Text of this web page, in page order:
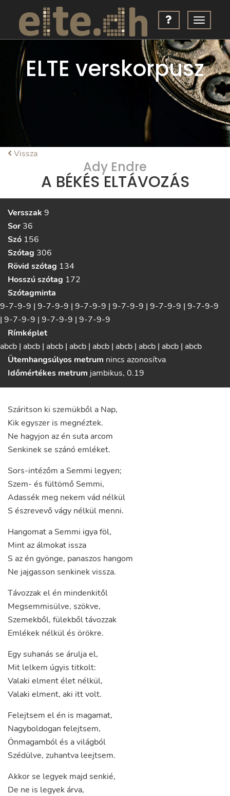
ELTE verskorpusz
Vissza
Ady Endre
A BÉKÉS ELTÁVOZÁS
Versszak 9
Sor 36
Szó 156
Szótag 306
Rövid szótag 134
Hosszú szótag 172
Szótagminta
9-7-9-9 | 9-7-9-9 | 9-7-9-9 | 9-7-9-9 | 9-7-9-9 | 9-7-9-9
| 9-7-9-9 | 9-7-9-9 | 9-7-9-9
Rímképlet
abcb | abcb | abcb | abcb | abcb | abcb | abcb | abcb | abcb
Ütemhangsúlyos metrum nincs azonosítva
Időmértékes metrum jambikus, 0.19
Száritson ki szemükből a Nap,
Kikegyszer is megnéztek.
Ne hagyjon azén suta arcom
Senkinekse szánó emléket.
Sors-intézőm a Semmi legyen;
Szem- és fültömő Semmi,
Adassék meg nekem vád nélkül
Sészrevevő vágy nélkül menni.
Hangomat a Semmi igyaföl,
Mint az álmokat issza
S azén gyönge, panaszos hangom
Ne jajgasson senkinekvissza.
Távozzakelén mindenkitől
Megsemmisülve, szökve,
Szemekből, fülekbőltávozzak
Emlékek nélkülés örökre.
Egysuhanás se áruljael,
Mit lelkem úgyis titkolt:
Valaki elmentélet nélkül,
Valaki elment, aki ittvolt.
Felejtsem elén is magamat,
Nagyboldogan felejtsem,
Önmagambólés avilágból
Szédülve, zuhantva leejtsem.
Akkorse legyek majd senkié,
De ne is legyek árva,